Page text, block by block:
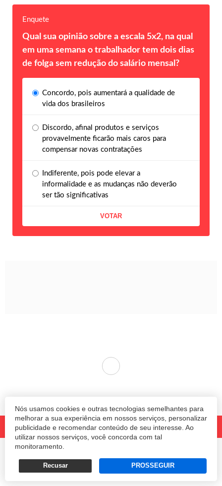
Nós usamos cookies e outras tecnologias semelhantes para
melhorar a sua experiência em nossos serviços, personalizar
publicidade e recomendar conteúdo de seu interesse. Ao
utilizar nossos serviços, você concorda com tal
monitoramento.
Recusar PROSSEGUIR
Enquete
Qual sua opinião sobre a escala 5x2, na qual
em uma semana o trabalhador tem dois dias
de folga sem redução do salário mensal?
Concordo, pois aumentará a qualidade de
vida dos brasileiros
Discordo, afinal produtos e serviços
provavelmente ficarão mais caros para
compensar novas contratações
Indiferente, pois pode elevar a
informalidade e as mudanças não deverão
ser tão significativas
Termos e Políticas de Uso Privacidade